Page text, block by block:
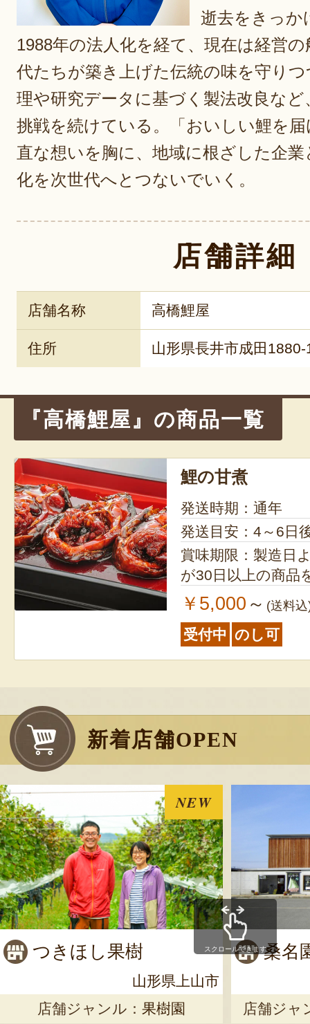
逝去をきっか
1988年の法人化を経て、現在は経営
代たちが築き上げた伝統の味を守り
理や研究データに基づく製法改良な
挑戦を続けている。「おいしい鯉を
直な想いを胸に、地域に根ざした企
化を次世代へとつないでいく。
店舗詳細
店舗名称 高橋鯉屋
住所 山形県長井市成田1880-
『高橋鯉屋』の商品一覧
鯉の甘煮
発送時期：通年
発送目安：4～6日
賞味期限：製造日より60
が30日以上の商品
￥5,000 ～ (送料
受付中 のし可
新着店舗OPEN
NEW
つきほし果樹
山形県上山市
店舗ジャンル： 果樹園
桑名
店舗ジャ
スクロールできます